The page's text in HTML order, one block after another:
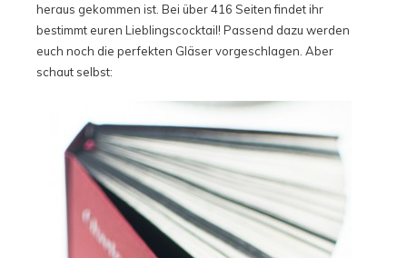
heraus gekommen ist. Bei über 416 Seiten findet ihr
bestimmt euren Lieblingscocktail! Passend dazu werden
euch noch die perfekten Gläser vorgeschlagen. Aber
schaut selbst: